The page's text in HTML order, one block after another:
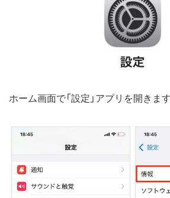
ホーム画面で「設定」アプリを開きます